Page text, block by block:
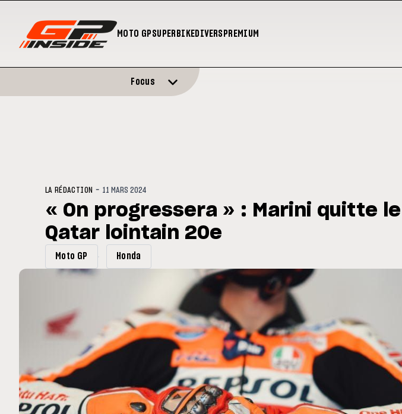
MOTO GPSUPERBIKEDIVERS PREMIUM
Silverstone : Horaires et Programme du GP de
Grande-Bretagne
Zarco
Focus
LA RÉDACTION - 11 MARS 2024
« On progressera » : Marini quitte le
Qatar lointain 20e
Moto GP Honda